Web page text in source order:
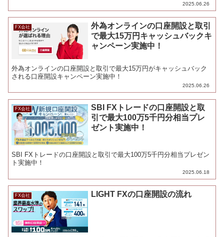
2025.06.26
FX会社
外為オンラインの口座開設と取引
で最大15万円キャッシュバックキ
ャンペーン実施中！
外為オンラインの口座開設と取引で最大15万円がキャッシュバック
される口座開設キャンペーン実施中！
2025.06.26
FX会社
SBI FXトレードの口座開設と取
引で最大100万5千円分相当プレ
ゼント実施中！
SBI FXトレードの口座開設と取引で最大100万5千円分相当プレゼン
ト実施中！
2025.06.18
FX会社 LIGHT FXの口座開設の流れ